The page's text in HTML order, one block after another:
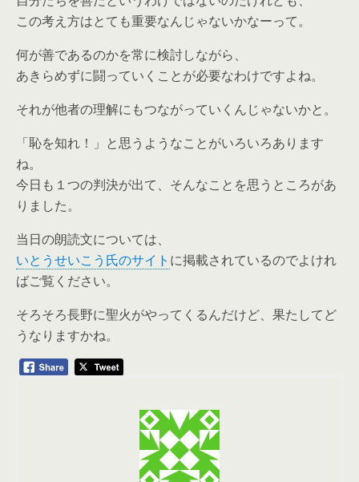
この考え方はとても重要なんじゃないかなーって。
何が善であるのかを常に検討しながら、
あきらめずに闘っていくことが必要なわけですよね。
それが他者の理解にもつながっていくんじゃないかと。
「恥を知れ！」と思うようなことがいろいろあります
ね。
今日も１つの判決が出て、そんなことを思うところがあ
りました。
当日の朗読文については、
いとうせいこう氏のサイト に掲載されているのでよけれ
ばご覧ください。
そろそろ長野に聖火がやってくるんだけど、果たしてど
うなりますかね。